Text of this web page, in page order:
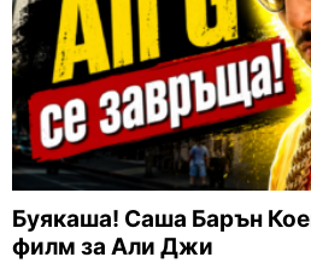
Буякаша! Саша Барън
филм за Али Джи